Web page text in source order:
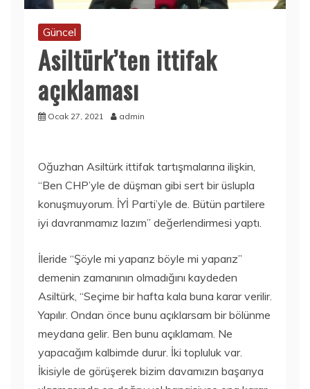
Güncel
Asiltürk’ten ittifak
açıklaması
Ocak 27, 2021 admin
Oğuzhan Asiltürk ittifak tartışmalarına ilişkin,
“Ben CHP’yle de düşman gibi sert bir üslupla
konuşmuyorum. İYİ Parti’yle de. Bütün partilere
iyi davranmamız lazım” değerlendirmesi yaptı.
İleride “Şöyle mi yaparız böyle mi yaparız”
demenin zamanının olmadığını kaydeden
Asiltürk, “Seçime bir hafta kala buna karar verilir.
Yapılır. Ondan önce bunu açıklarsam bir bölünme
meydana gelir. Ben bunu açıklamam. Ne
yapacağım kalbimde durur. İki topluluk var.
İkisiyle de görüşerek bizim davamızın başarıya